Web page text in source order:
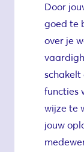
Door
goed te
over je
schakelt
functies
wijze te
jouw